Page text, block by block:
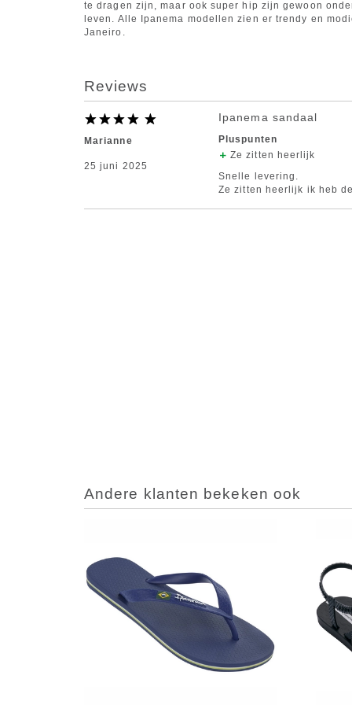
te dragen zijn, maar ook super hip zijn gewoon
leven. Alle Ipanema modellen zien er trendy en
Janeiro.
Reviews
Marianne
25 juni 2025
Ipanema sandaal
Pluspunten
Ze zitten heerlijk
Snelle levering.
Ze zitten heerlijk ik heb
Andere klanten bekeken ook